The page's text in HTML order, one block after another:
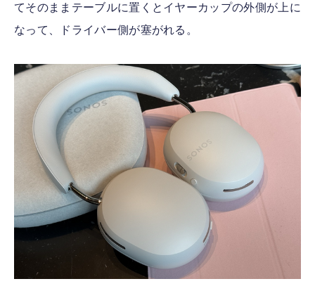
てそのままテーブルに置くとイヤーカップの外側が上に
なって、ドライバー側が塞がれる。